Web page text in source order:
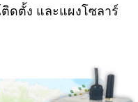
ดตั้ง และแผงโซลาร์